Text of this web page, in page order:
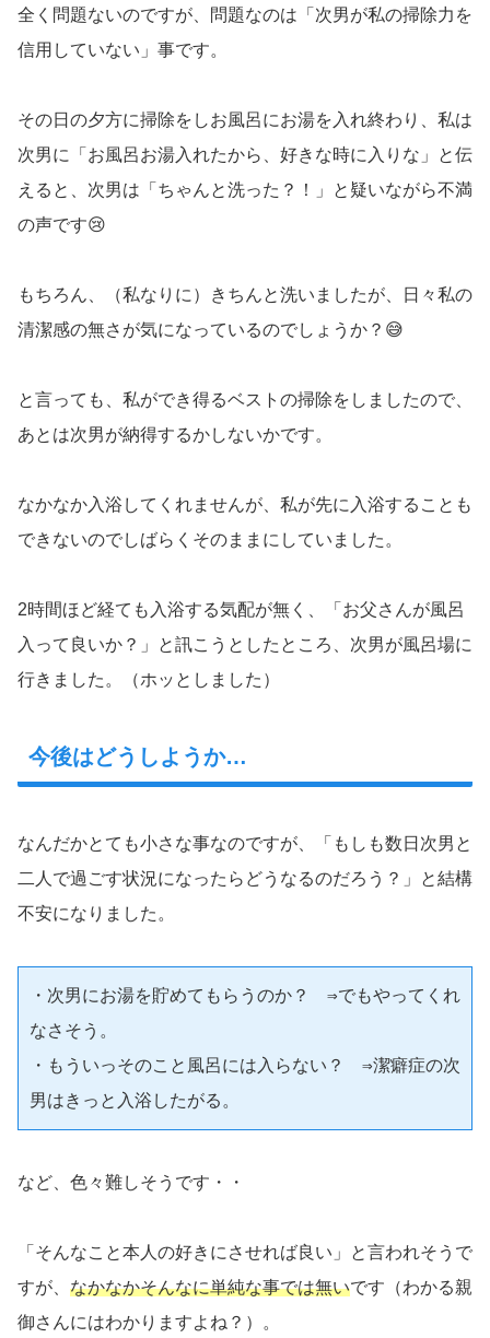
全く問題ないのですが、問題なのは「次男が私の掃除力を
信用していない」事です。
その日の夕方に掃除をしお風呂にお湯を入れ終わり、私は
次男に「お風呂お湯入れたから、好きな時に入りな」と伝
えると、次男は「ちゃんと洗った？！」と疑いながら不満
の声です😢
もちろん、（私なりに）きちんと洗いましたが、日々私の
清潔感の無さが気になっているのでしょうか？😅
と言っても、私ができ得るベストの掃除をしましたので、
あとは次男が納得するかしないかです。
なかなか入浴してくれませんが、私が先に入浴することも
できないのでしばらくそのままにしていました。
2時間ほど経ても入浴する気配が無く、「お父さんが風呂
入って良いか？」と訊こうとしたところ、次男が風呂場に
行きました。（ホッとしました）
今後はどうしようか…
なんだかとても小さな事なのですが、「もしも数日次男と
二人で過ごす状況になったらどうなるのだろう？」と結構
不安になりました。
・次男にお湯を貯めてもらうのか？　⇒でもやってくれ
なさそう。
・もういっそのこと風呂には入らない？　⇒潔癖症の次
男はきっと入浴したがる。
など、色々難しそうです・・
「そんなこと本人の好きにさせれば良い」と言われそうで
すが、 なかなかそんなに単純な事では無いです（わかる親
御さんにはわかりますよね？）。